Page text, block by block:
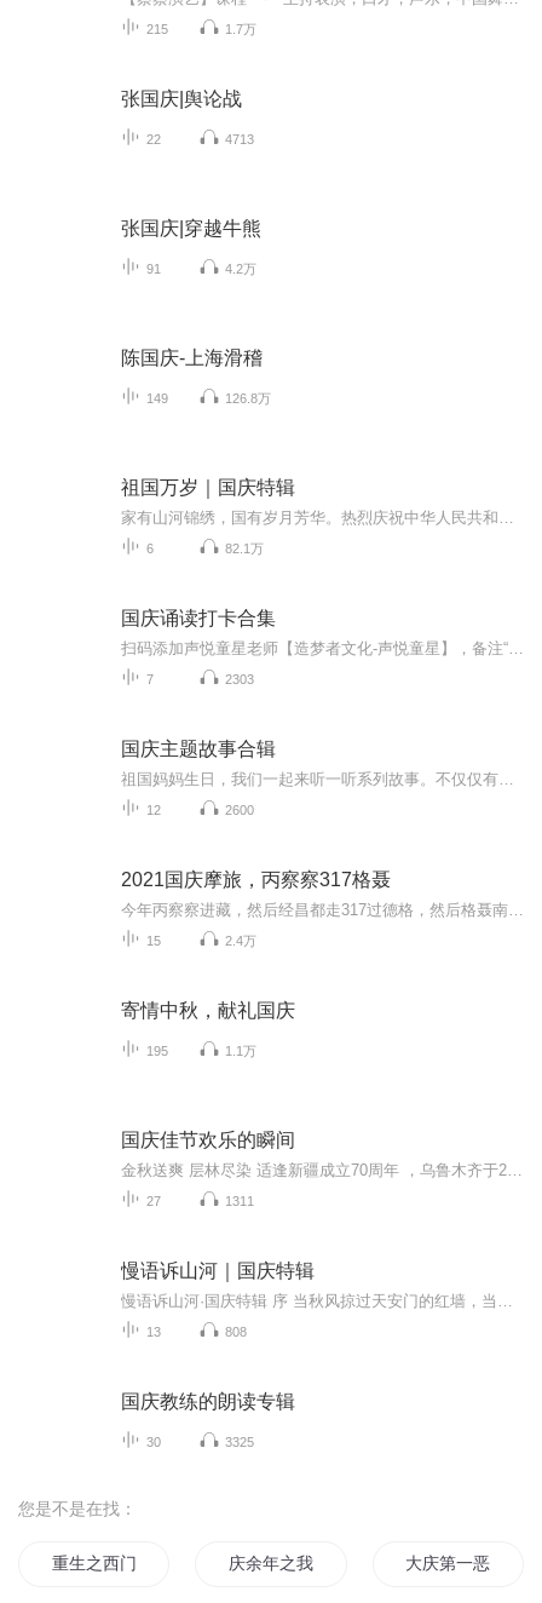
215 1.7万
张国庆|舆论战
22 4713
张国庆|穿越牛熊
91 4.2万
陈国庆-上海滑稽
149 126.8万
祖国万岁｜国庆特辑
6 82.1万
国庆诵读打卡合集
7 2303
国庆主题故事合辑
12 2600
2021国庆摩旅，丙察察317格聂
15 2.4万
寄情中秋，献礼国庆
195 1.1万
国庆佳节欢乐的瞬间
27 1311
慢语诉山河｜国庆特辑
13 808
国庆教练的朗读专辑
30 3325
您是不是在找：
重生之西门庆 庆余年之我叫王启年 大庆第一恶